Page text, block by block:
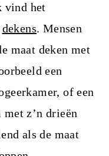
vind het
dekens. Mensen
maat deken met
een
of een
z’n drieën
als de maat